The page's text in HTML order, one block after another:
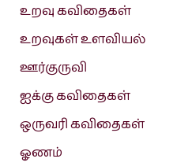
உறவு கவிதைகள்
உறவுகள் உளவியல்
ஊர்குருவி
ஐக்கு கவிதைகள்
ஒருவரி கவிதைகள்
ஓணம்